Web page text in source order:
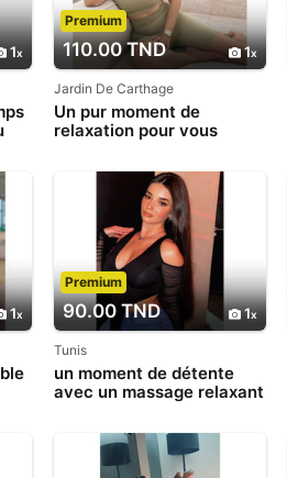
1 110.00 TND 1
Premium
Jardin De Carthage
Un pur moment de
relaxation pour vous
1 90.00 TND 1
Premium
Tunis
un moment de détente
avec un massage relaxant